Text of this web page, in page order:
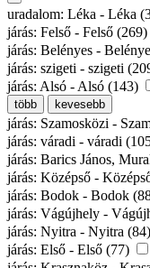
uradalom: Léka - Léka
járás: Felső - Felső (269)
járás: Belényes -
járás: szigeti - szigeti
járás: Alsó - Alsó (143)
több kevesebb
járás: Szamosközi -
járás: váradi - váradi
járás: Barics János,
járás: Középső -
járás: Bodok - Bodok
járás: Vágújhely -
járás: Nyitra - Nyitra (84)
járás: Első - Első (77)